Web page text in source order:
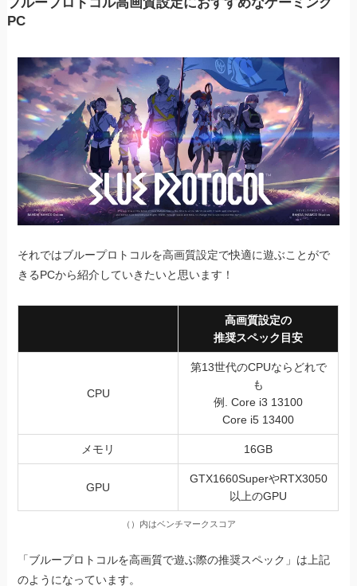
PC
それではブループロトコルを高画質設定で快適に遊ぶことがで
きるPCから紹介していきたいと思います！
高画質設定の
推奨スペック目安
CPU
第13世代のCPUならどれで
も
例. Core i3 13100
Core i5 13400
メモリ 16GB
GPU
GTX1660SuperやRTX3050
以上のGPU
（）内はベンチマークスコア
「ブループロトコルを高画質で遊ぶ際の推奨スペック」は上記
のようになっています。